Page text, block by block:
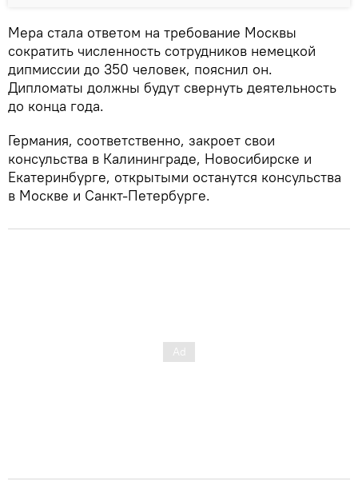
Мера стала ответом на требование Москвы
сократить численность сотрудников немецкой
дипмиссии до 350 человек, пояснил он.
Дипломаты должны будут свернуть деятельность
до конца года.
Германия, соответственно, закроет свои
консульства в Калининграде, Новосибирске и
Екатеринбурге, открытыми останутся консульства
в Москве и Санкт-Петербурге.